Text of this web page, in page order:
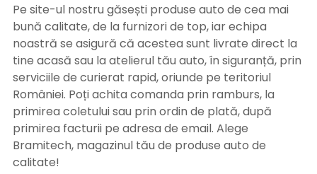
Pe site-ul nostru găsești produse auto de cea mai
bună calitate, de la furnizori de top, iar echipa
noastră se asigură că acestea sunt livrate direct la
tine acasă sau la atelierul tău auto, în siguranță, prin
serviciile de curierat rapid, oriunde pe teritoriul
României. Poți achita comanda prin ramburs, la
primirea coletului sau prin ordin de plată, după
primirea facturii pe adresa de email. Alege
Bramitech, magazinul tău de produse auto de
calitate!